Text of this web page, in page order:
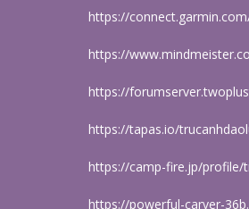
https://
https://
https://
https://tapas.io/
https://camp-fire.jp/profile/
https://powerful-carver-